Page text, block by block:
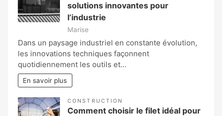
solutions innovantes pour
l’industrie
Marise
Dans un paysage industriel en constante évolution,
les innovations techniques façonnent
quotidiennement les outils et…
En savoir plus
CONSTRUCTION
Comment choisir le filet idéal pour